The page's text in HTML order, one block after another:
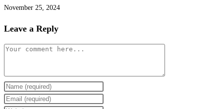
November 25, 2024
Leave a Reply